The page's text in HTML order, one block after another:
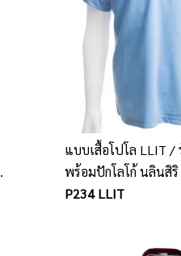
แบบเสื้อโปโล LLIT /
พร้อมปักโลโก้ นลินสิ
สหพัฒน์
P234 LLIT